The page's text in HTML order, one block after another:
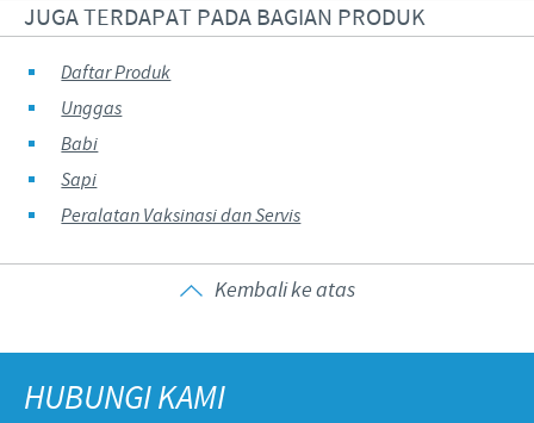
JUGA TERDAPAT PADA BAGIAN PRODUK
Daftar Produk
Unggas
Babi
Sapi
Peralatan Vaksinasi dan Servis
Kembali ke atas
HUBUNGI KAMI